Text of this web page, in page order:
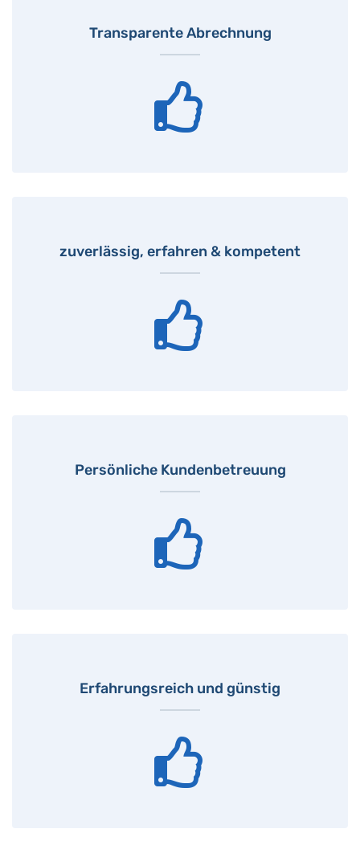
Transparente Abrechnung
zuverlässig, erfahren & kompetent
Persönliche Kundenbetreuung
Erfahrungsreich und günstig